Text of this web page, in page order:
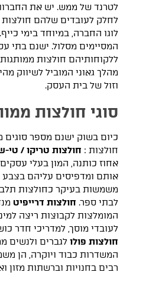
לטרנד של ממש. יש את
לחלק לעובדים שלהם
לוגו החברה, במיוחד בימי
המסיימים מסלול. ישנם בתי
ללקוחותיהם חולצות
מהלך גאוני המוביל לשיווק
וזול של בית העסק.
סוגי חולצות
כיום בשוק ישנם מספר סוגים
חולצות : חולצות טריקו / טי-
אחוז כותנה, המון בעלי
אותם ומדפיסים עליהם בצבע
משמשות בעיקר כחולצות
לבתי ספר. חולצות דרייפיט
המומלצות לקבוצות ריצה
לעובדי מוסך, למדריכי חדר
חולצות פולו לגברים ולנשים
המשדרות כבוד ויוקרה, הן
רבים בחנויות וברשתות מזון